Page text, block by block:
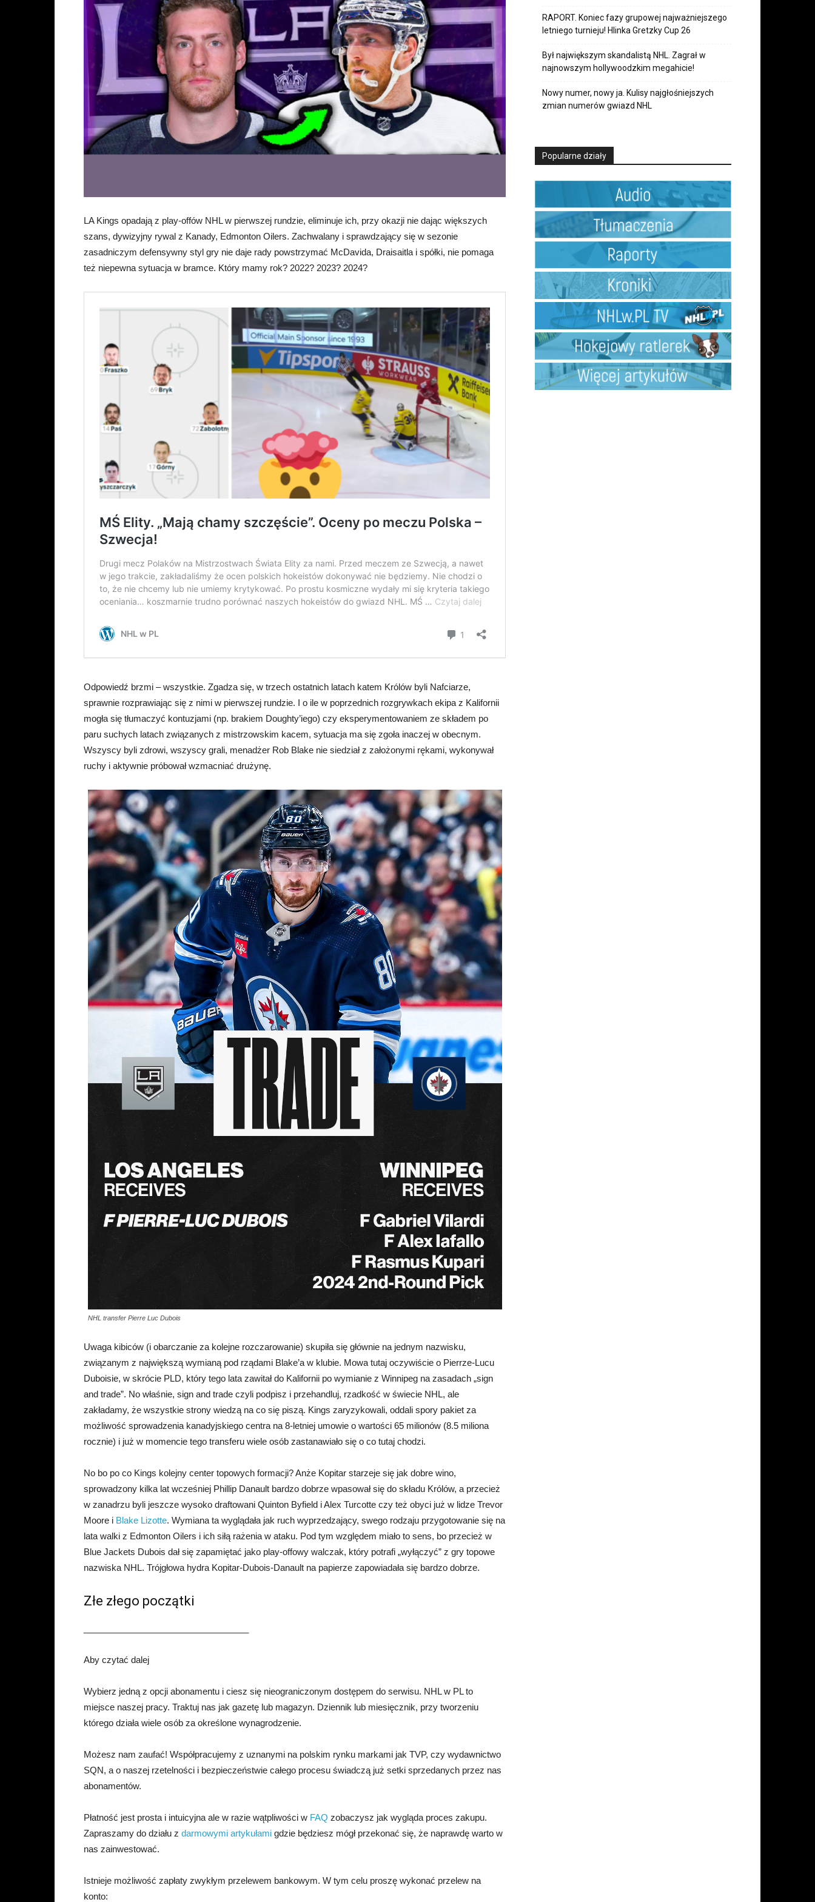
LA Kings opadają z play-offów NHL w pierwszej rundzie, eliminuje ich, przy okazji nie dając większych
szans, dywizyjny rywal z Kanady, Edmonton Oilers. Zachwalany i sprawdzający się w sezonie
zasadniczym defensywny styl gry nie daje rady powstrzymać McDavida, Draisaitla i spółki, nie pomaga
też niepewna sytuacja w bramce. Który mamy rok? 2022? 2023? 2024?
Odpowiedź brzmi – wszystkie. Zgadza się, w trzech ostatnich latach katem Królów byli Nafciarze,
sprawnie rozprawiając się z nimi w pierwszej rundzie. I o ile w poprzednich rozgrywkach ekipa z Kalifornii
mogła się tłumaczyć kontuzjami (np. brakiem Doughty’iego) czy eksperymentowaniem ze składem po
paru suchych latach związanych z mistrzowskim kacem, sytuacja ma się zgoła inaczej w obecnym.
Wszyscy byli zdrowi, wszyscy grali, menadżer Rob Blake nie siedział z założonymi rękami, wykonywał
ruchy i aktywnie próbował wzmacniać drużynę.
NHL transfer Pierre Luc Dubois
Uwaga kibiców (i obarczanie za kolejne rozczarowanie) skupiła się głównie na jednym nazwisku,
związanym z największą wymianą pod rządami Blake’a w klubie. Mowa tutaj oczywiście o Pierrze-Lucu
Duboisie, w skrócie PLD, który tego lata zawitał do Kalifornii po wymianie z Winnipeg na zasadach „sign
and trade”. No właśnie, sign and trade czyli podpisz i przehandluj, rzadkość w świecie NHL, ale
zakładamy, że wszystkie strony wiedzą na co się piszą. Kings zaryzykowali, oddali spory pakiet za
możliwość sprowadzenia kanadyjskiego centra na 8-letniej umowie o wartości 65 milionów (8.5 miliona
rocznie) i już w momencie tego transferu wiele osób zastanawiało się o co tutaj chodzi.
No bo po co Kings kolejny center topowych formacji? Anże Kopitar starzeje się jak dobre wino,
sprowadzony kilka lat wcześniej Phillip Danault bardzo dobrze wpasował się do składu Królów, a przecież
w zanadrzu byli jeszcze wysoko draftowani Quinton Byfield i Alex Turcotte czy też obyci już w lidze Trevor
Moore i Blake Lizotte. Wymiana ta wyglądała jak ruch wyprzedzający, swego rodzaju przygotowanie się na
lata walki z Edmonton Oilers i ich siłą rażenia w ataku. Pod tym względem miało to sens, bo przecież w
Blue Jackets Dubois dał się zapamiętać jako play-offowy walczak, który potrafi „wyłączyć” z gry topowe
nazwiska NHL. Trójgłowa hydra Kopitar-Dubois-Danault na papierze zapowiadała się bardzo dobrze.
Złe złego początki
Aby czytać dalej
Wybierz jedną z opcji abonamentu i ciesz się nieograniczonym dostępem do serwisu. NHL w PL to
miejsce naszej pracy. Traktuj nas jak gazetę lub magazyn. Dziennik lub miesięcznik, przy tworzeniu
którego działa wiele osób za określone wynagrodzenie.
Możesz nam zaufać! Współpracujemy z uznanymi na polskim rynku markami jak TVP, czy wydawnictwo
SQN, a o naszej rzetelności i bezpieczeństwie całego procesu świadczą już setki sprzedanych przez nas
abonamentów.
Płatność jest prosta i intuicyjna ale w razie wątpliwości w FAQ zobaczysz jak wygląda proces zakupu.
Zapraszamy do działu z darmowymi artykułami gdzie będziesz mógł przekonać się, że naprawdę warto w
nas zainwestować.
Istnieje możliwość zapłaty zwykłym przelewem bankowym. W tym celu proszę wykonać przelew na
konto:
RAPORT. Koniec fazy grupowej najważniejszego
letniego turnieju! Hlinka Gretzky Cup 26
Był największym skandalistą NHL. Zagrał w
najnowszym hollywoodzkim megahicie!
Nowy numer, nowy ja. Kulisy najgłośniejszych
zmian numerów gwiazd NHL
Popularne działy